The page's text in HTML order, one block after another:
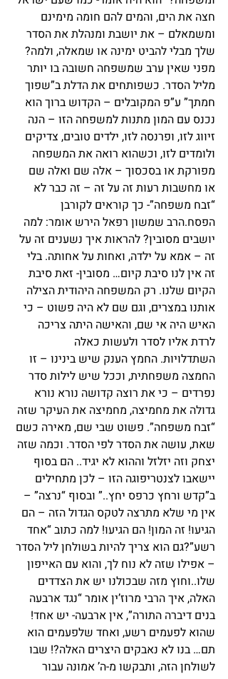
חצה את הים, והמים להם חומה מימינם
ומשמאלם – את יושבת ומנהלת את הסדר
שלך מבלי להביט ימינה או שמאלה, ולמה?
מפני שאין ערב שמשפחה חשובה בו יותר
מליל הסדר. כשפותחים את הדלת ב”שפוך
חמתך” ע”פ המקובלים – הקדוש ברוך הוא
נכנס עם המון מתנות למשפחה הזו – הנה
זיווג לזו, ופרנסה לזו, ילדים טובים, צדיקים
ולומדים לזו, וכשהוא רואה את המשפחה
מפורקת או בסכסוך – אלה שם ואלה שם
או מחשבות רעות זה על זה – זה כבר לא
“זבח משפחה”- כך קוראים לקורבן
הפסח.הרב שמשון רפאל הירש אומר: למה
יושבים מסובין? להראות איך נשענים זה על
זה – אמא על ילדה, ואחות על אחותה. בלי
זה אין לנו סיבת קיום… מסובין- זאת סיבת
הקיום שלנו. רק המשפחה היהודית הצילה
אותנו במצרים, וגם שם לא היה פשוט – כי
האיש היה אי שם, והאישה היתה צריכה
לרדת אליו לסדר ולעשות כאלה
השתדלויות. החמץ הענק שיש בינינו – זו
החמצה משפחתית, וככל שיש לילות סדר
נפרדים – כי את רוצה קדושה נורא נורא
גדולה את מחמיצה, מחמיצה את העיקר שזה
“זבח משפחה”. פשוט שבי שם, מאירה כשם
שאת, עושה את הסדר לפי הסדר. וכמה שזה
יצחק וזה יזלזל וההוא לא יגיד.. הם בסוף
יישאבו לצנטריפוגה הזו – לכן מתחילים
ב”קדש ורחץ כרפס יחץ..” ובסוף “נרצה” –
אין מי שלא מתרצה לטקס הגדול הזה – הם
הגיעו! זה המון! הם הגיעו! למה כתוב “אחד
רשע”?גם הוא צריך להיות בשולחן ליל הסדר
– אפילו שזה לא נוח לך, והוא עם האייפון
שלו..וחוץ מזה שבכולנו יש את הצדדים
האלה, איך הרבי מרוז’ין אומר “נגד ארבעה
בנים דיברה התורה”, אין ארבעה- יש אחד!
שהוא לפעמים רשע, ואחד שלפעמים הוא
תם… בנו לא נאבקים היצרים האלה?! שבו
לשולחן הזה, ותבקשו מ-ה’ אמונה עבור